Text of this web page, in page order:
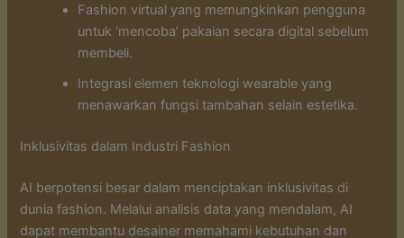
Fashion virtual yang memungkinkan pengguna
untuk ‘mencoba’ pakaian secara digital sebelum
membeli.
Integrasi elemen teknologi wearable yang
menawarkan fungsi tambahan selain estetika.
Inklusivitas dalam Industri Fashion
AI berpotensi besar dalam menciptakan inklusivitas di
dunia fashion. Melalui analisis data yang mendalam, AI
dapat membantu desainer memahami kebutuhan dan